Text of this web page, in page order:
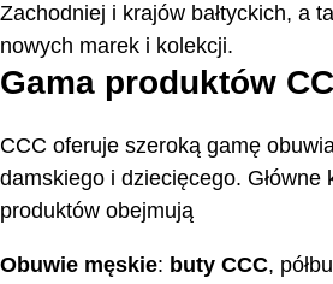
Zachodniej i krajów bałtyckich, a
nowych marek i kolekcji.
Gama produktów
CCC oferuje szeroką gamę
damskiego i dziecięcego. Główne
produktów obejmują
Obuwie męskie: buty CCC,